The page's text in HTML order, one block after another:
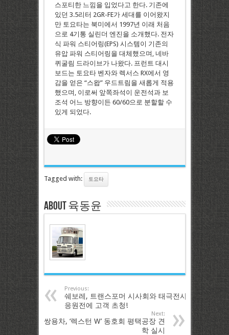
스포티한 느낌을 입었다고 한다. 기존에
있던 3.5리터 2GR-FE가 세대를 이어왔지
만 토요타는 북미에서 1997년 이래 처음
으로 4기통 실린더 엔진을 소개했다. 전자
식 파워 스티어링(EPS) 시스템이 기존의
유압 파워 스티어링을 대체했으며, 네바
퀴굴림 드라이브가 나왔다. 프런트 대시
보드는 토요타 벤자와 렉서스 RX에서 영
감을 얻은 “스왑” 우드트림을 새롭게 적용
했으며, 이로써 앞쪽좌석이 운전석과 보
조석 어느 방향이든 60/60으로 분할할 수
있게 되었다.
Tagged with: 토요타
About 육동윤
Previous:
쉐보레, 트랜스포머 시사회와 태극전사
응원전에 고객 초청!
Next:
쌍용차, ‘렉스턴 W’ 동호회 평택공장 견
학 실시